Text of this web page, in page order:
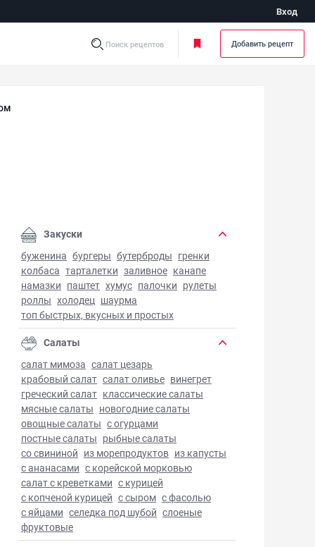
Вход
Поиск рецептов Добавить рецепт
с рисом - фото готового блюда
Закуски
буженина бургеры бутерброды гренки
колбаса тарталетки заливное канапе
намазки паштет хумус палочки рулеты
роллы холодец шаурма
топ быстрых, вкусных и простых
Салаты
салат мимоза салат цезарь
крабовый салат салат оливье винегрет
греческий салат классические салаты
мясные салаты новогодние салаты
овощные салаты с огурцами
постные салаты рыбные салаты
со свининой из морепродуктов из капусты
с ананасами с корейской морковью
салат с креветками с курицей
с копченой курицей с сыром с фасолью
с яйцами селедка под шубой слоеные
фруктовые